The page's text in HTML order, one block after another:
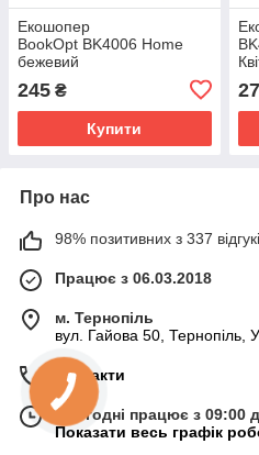
Екошопер
BookOpt BK4006 Home
бежевий
245 ₴
Купити
Про нас
98% позитивних з 337
Працює з 06.03.2018
м. Тернопіль
вул. Гайова 50, Тернопіль,
Контакти
Сьогодні працює з 09:00
Показати весь графік